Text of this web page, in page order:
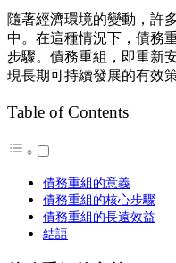
隨著經濟環境的變動，許
中。在這種情況下，債務
步驟。債務重組，即重新
現長期可持續發展的有效策
Table of Contents
債務重組的意義
債務重組的核心步驟
債務重組的長遠效益
結語